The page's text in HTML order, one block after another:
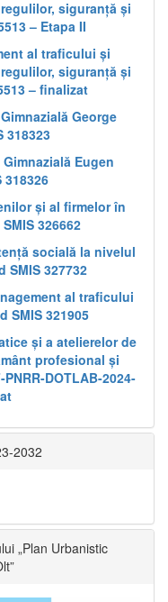
siguranță și
– Etapa II
al traficului și
siguranță și
– finalizat
George
318323
Eugen
318326
și al firmelor în
326662
socială la nivelul
327732
al traficului
SMIS 321905
și a atelierelor de
profesional și
DOTLAB-2024-
2032
„Plan Urbanistic